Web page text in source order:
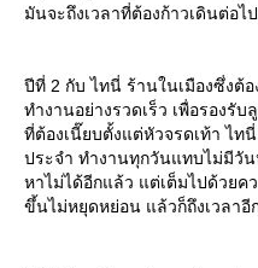
มันจะถึงเวลาที่ต้องก้าวเดินต่อไป
ปีที่ 2 กับ ไทนี่ ร้านในเมืองซึ่งต้
ทำงานอย่างรวดเร็ว เพื่อรองรั
ที่ต้องเนี๊ยบตั้งแต่หัวจรดเท้า ไท
ประจำ ทำงานทุกวันแทบไม่มีวั
หาไม่ได้อีกแล้ว แต่เต็มไปด้วยค
ขึ้นไม่หยุดหย่อน แล้วก็ถึงเวลาอี